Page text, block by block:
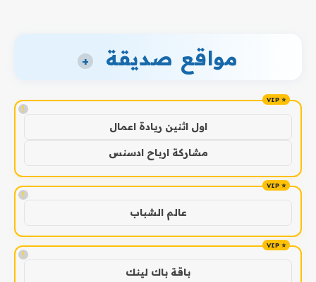
مواقع صديقة +
!
اول اثنين ريادة اعمال
مشاركة ارباح ادسنس
!
عالم الشباب
!
باقة باك لينك